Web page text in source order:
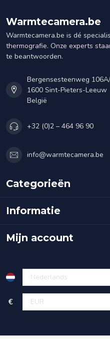
Warmtecamera.be
Warmtecamera.be is dé
thermografie. Onze experts
te beantwoorden.
Bergensesteenweg
1600 Sint-Pieters-Leeuw
België
+32 (0)2 – 464 96 90
info@warmtecamera.be
Categorieën
Informatie
Mijn account
€